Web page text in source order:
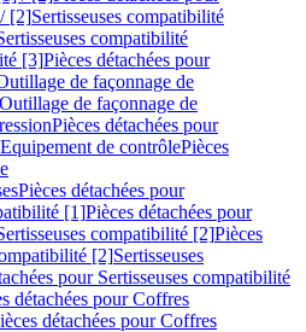
[2]Sertisseuses compatibilité
compatibilité
[3]Pièces détachées pour
de façonnage de
de façonnage de
Pièces détachées pour
Equipement de contrôlePièces
Pièces détachées pour
[1]Pièces détachées pour
compatibilité [2]Pièces
[2]Sertisseuses
pour Sertisseuses compatibilité
détachées pour Coffres
détachées pour Coffres